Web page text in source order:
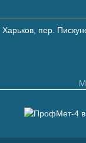
Харьков, пер.